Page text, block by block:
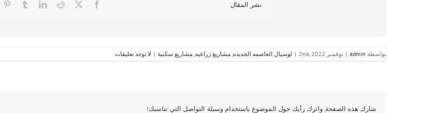
نشر المقال
بواسطة admin
| نوفمبر 2nd, 2022 | لوسيال العاصمه الجديده, مشاريع زراعيه, مشاريع سكنية | لا توجد تعليقات
شارك هذه الصفحة, واترك رأيك حول الموضوع باستخدام وسيلة التواصل التي تناسبك!